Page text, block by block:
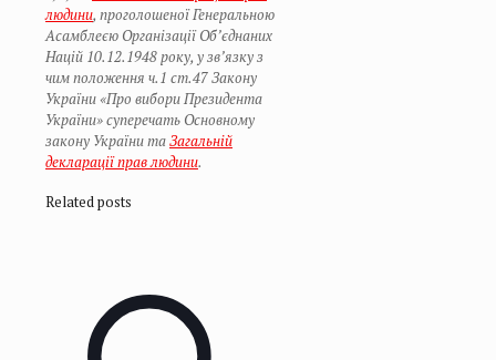
людини, проголошеної Генеральною
Асамблеєю Організації Об’єднаних
Націй 10.12.1948 року, у зв’язку з
чим положення ч.1 ст.47 Закону
України «Про вибори Президента
України» суперечать Основному
закону України таЗагальній
декларації прав людини.
Related posts